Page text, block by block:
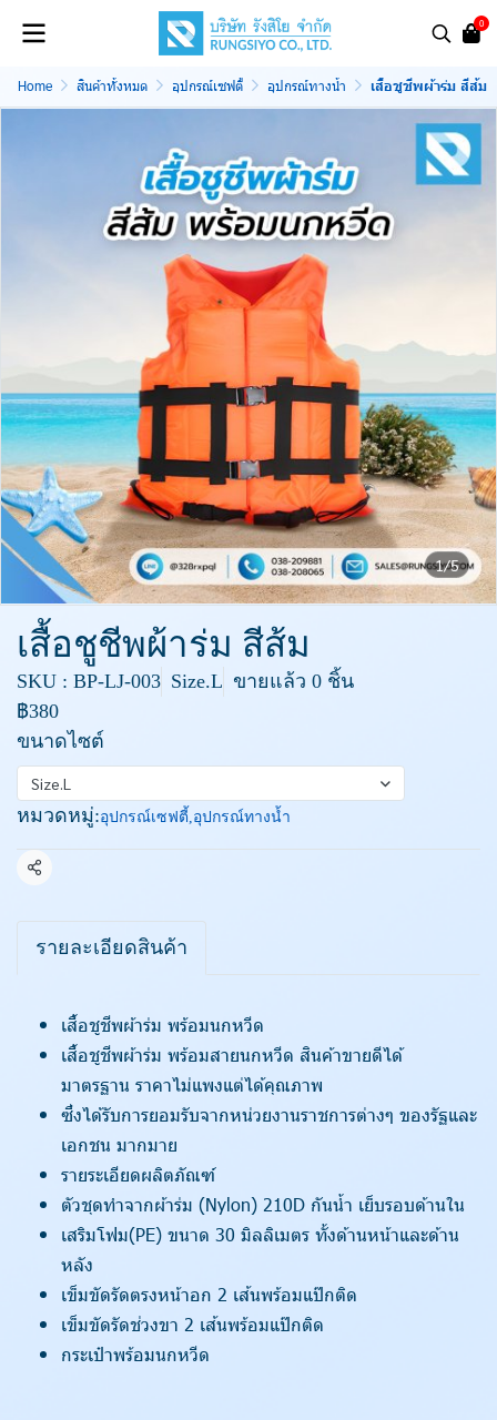
0
Home สินค้าทั้งหมด อุปกรณ์เซฟตี้ อุปกรณ์ทางน้ำ เสื้อชูชีพผ้าร่ม สีส้ม
1/5
เสื้อชูชีพผ้าร่ม สีส้ม
SKU : BP-LJ-003 Size.L ขายแล้ว 0 ชิ้น
฿380
ขนาดไซต์
Size.L
หมวดหมู่:อุปกรณ์เซฟตี้,อุปกรณ์ทางน้ำ
แชร์
รายละเอียดสินค้า
เสื้อชูชีพผ้าร่ม พร้อมนกหวีด
เสื้อชูชีพผ้าร่ม พร้อมสายนกหวีด สินค้าขายดีได้
มาตรฐาน ราคาไม่แพงแต่ได้คุณภาพ
ซึ่งได้รับการยอมรับจากหน่วยงานราชการต่างๆ ของรัฐและ
เอกชน มากมาย
รายระเอียดผลิตภัณฑ์
ตัวชุดทำจากผ้าร่ม (Nylon) 210D กันนํ้า เย็บรอบด้านใน
เสริมโฟม(PE) ขนาด 30 มิลลิเมตร ทั้งด้านหน้าและด้าน
หลัง
เข็มขัดรัดตรงหน้าอก 2 เส้นพร้อมแป๊กติด
เข็มขัดรัดช่วงขา 2 เส้นพร้อมแป๊กติด
กระเป๋าพร้อมนกหวีด